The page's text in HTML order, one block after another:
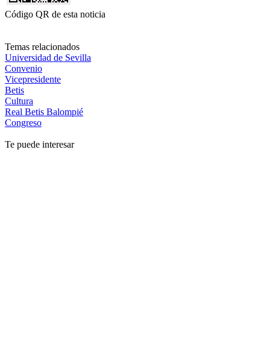
Código QR de esta noticia
Temas relacionados
Universidad de Sevilla
Convenio
Vicepresidente
Betis
Cultura
Real Betis Balompié
Congreso
Te puede interesar